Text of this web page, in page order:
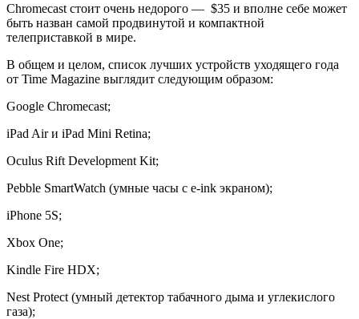
Chromecast стоит очень недорого — $35 и вполне себе может
быть назван самой продвинутой и компактной
телеприставкой в мире.
В общем и целом, список лучших устройств уходящего года
от Time Magazine выглядит следующим образом:
Google Chromecast;
iPad Air и iPad Mini Retina;
Oculus Rift Development Kit;
Pebble SmartWatch (умные часы с e-ink экраном);
iPhone 5S;
Xbox Оne;
Kindle Fire HDX;
Nest Protect (умный детектор табачного дыма и углекислого
газа);